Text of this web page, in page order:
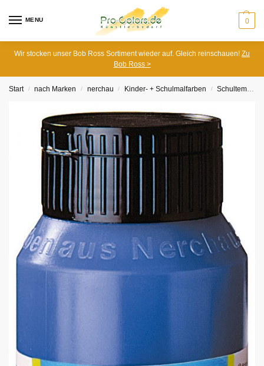
MENU 0
Wir stocken unser Bob Ross Sortiment wieder auf. Gleich reinschauen! Zu
Bob Ross >
Start / nach Marken / nerchau / Kinder- + Schulmalfarben / Schultempera Farben